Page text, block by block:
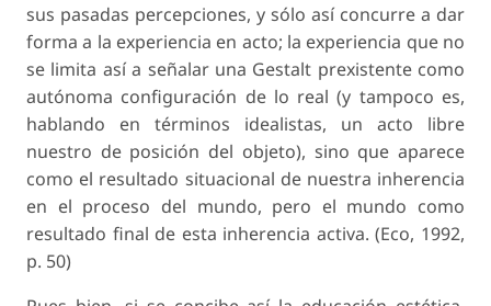
sus pasadas percepciones, y sólo así concurre a dar
forma a la experiencia en acto; la experiencia que no
se limita así a señalar una Gestalt prexistente como
autónoma configuración de lo real (y tampoco es,
hablando en términos idealistas, un acto libre
nuestro de posición del objeto), sino que aparece
como el resultado situacional de nuestra inherencia
en el proceso del mundo, pero el mundo como
resultado final de esta inherencia activa. (Eco, 1992,
p. 50)